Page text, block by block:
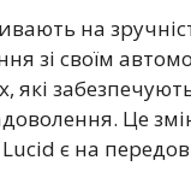
на
зі своїм
які
Це
є на